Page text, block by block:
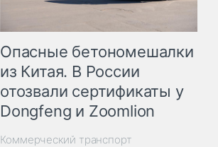
Опасные бетономешалки
из Китая. В России
отозвали сертификаты у
Dongfeng и Zoomlion
Коммерческий транспорт